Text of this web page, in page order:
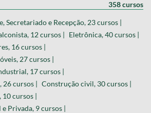
358 cursos
Secretariado e Recepção, 23 cursos |
12 cursos | Eletrônica, 40 cursos |
16 cursos |
27 cursos |
17 cursos |
26 cursos | Construção civil, 30 cursos |
10 cursos |
Privada, 9 cursos |